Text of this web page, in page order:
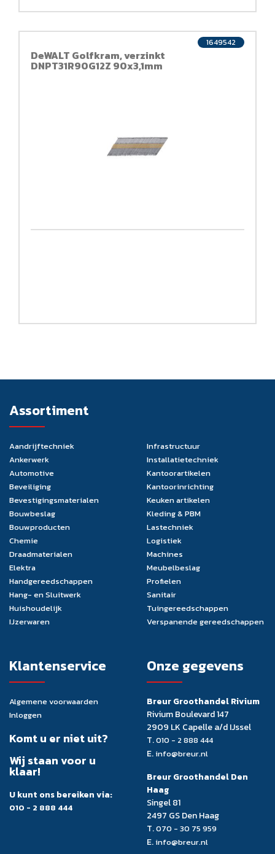
DeWALT Golfkram, verzinkt
DNPT31R90G12Z 90x3,1mm
1649542
Assortiment
Aandrijftechniek
Ankerwerk
Automotive
Beveiliging
Bevestigingsmaterialen
Bouwbeslag
Bouwproducten
Chemie
Draadmaterialen
Elektra
Handgereedschappen
Hang- en Sluitwerk
Huishoudelijk
IJzerwaren
Infrastructuur
Installatietechniek
Kantoorartikelen
Kantoorinrichting
Keuken artikelen
Kleding & PBM
Lastechniek
Logistiek
Machines
Meubelbeslag
Profielen
Sanitair
Tuingereedschappen
Verspanende gereedschappen
Klantenservice
Algemene voorwaarden
Inloggen
Komt u er niet uit?
Wij staan voor u
klaar!
U kunt ons bereiken via:
010 - 2 888 444
Onze gegevens
Breur Groothandel Rivium
Rivium Boulevard 147
2909 LK Capelle a/d IJssel
T.010 - 2 888 444
E. info@breur.nl
Breur Groothandel Den
Haag
Singel 81
2497 GS Den Haag
T.070 - 30 75 959
E. info@breur.nl